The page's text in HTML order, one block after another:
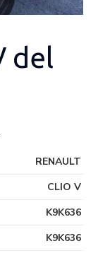
del
RENAULT
CLIO V
K9K636
K9K636